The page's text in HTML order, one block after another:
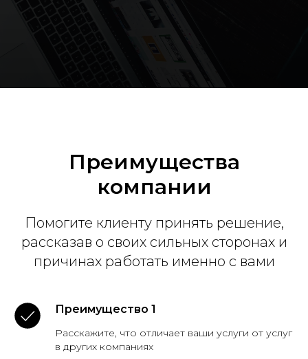
Преимущества
компании
Помогите клиенту принять решение,
рассказав о своих сильных сторонах и
причинах работать именно с вами
Преимущество 1
Расскажите, что отличает ваши услуги от услуг
в других компаниях